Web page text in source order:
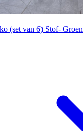
(set van 6) Stof- Groen